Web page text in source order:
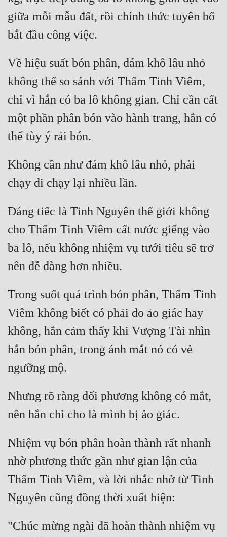
giữa mỗi mẫu đất, rồi chính thức tuyên bố
Về hiệu suất bón phân, đám khô lâu nhỏ
không thể so sánh với Thẩm Tinh Viêm,
chỉ vì hắn có ba lô không gian. Chỉ cần cất
một phần phân bón vào hành trang, hắn có
Không cần như đám khô lâu nhỏ, phải
Đáng tiếc là Tinh Nguyên thế giới không
cho Thẩm Tinh Viêm cất nước giếng vào
ba lô, nếu không nhiệm vụ tưới tiêu sẽ trở
Trong suốt quá trình bón phân, Thẩm Tinh
Viêm không biết có phải do ảo giác hay
không, hắn cảm thấy khi Vượng Tài nhìn
hắn bón phân, trong ánh mắt nó có vẻ
Nhưng rõ ràng đối phương không có mắt,
Nhiệm vụ bón phân hoàn thành rất nhanh
nhờ phương thức gần như gian lận của
Thẩm Tinh Viêm, và lời nhắc nhở từ Tinh
"Chúc mừng ngài đã hoàn thành nhiệm vụ